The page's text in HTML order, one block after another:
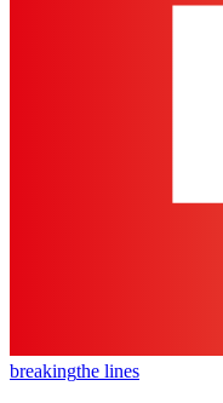
breakingthe lines